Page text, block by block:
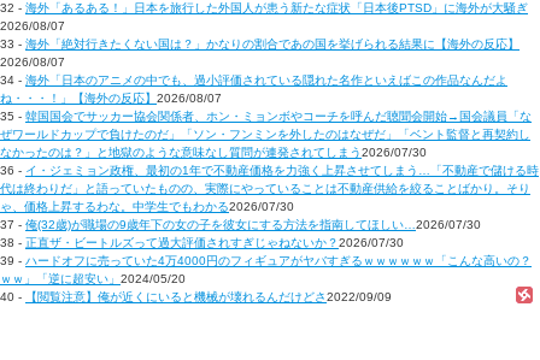
32 - 海外「あるある！」日本を旅行した外国人が患う新たな症状「日本後PTSD」に海外が大騒ぎ
2026/08/07
33 - 海外「絶対行きたくない国は？」かなりの割合であの国を挙げられる結果に【海外の反応】
2026/08/07
34 - 海外「日本のアニメの中でも、過小評価されている隠れた名作といえばこの作品なんだよ
ね・・・！」【海外の反応】 2026/08/07
35 - 韓国国会でサッカー協会関係者、ホン・ミョンボやコーチを呼んだ聴聞会開始→国会議員「な
ぜワールドカップで負けたのだ」「ソン・フンミンを外したのはなぜだ」「ベント監督と再契約し
なかったのは？」と地獄のような意味なし質問が連発されてしまう2026/07/30
36 - イ・ジェミョン政権、最初の1年で不動産価格を力強く上昇させてしまう…「不動産で儲ける時
代は終わりだ」と語っていたものの、実際にやっていることは不動産供給を絞ることばかり。そり
ゃ、価格上昇するわな。中学生でもわかる2026/07/30
37 - 俺(32歳)が職場の9歳年下の女の子を彼女にする方法を指南してほしい…2026/07/30
38 - 正直ザ・ビートルズって過大評価されすぎじゃねないか？2026/07/30
39 - ハードオフに売っていた4万4000円のフィギュアがヤバすぎるｗｗｗｗｗｗ「こんな高いの？
ｗｗ」「逆に超安い」 2024/05/20
40 -
【閲覧注意】俺が近くにいると機械が壊れるんだけどさ2022/09/09